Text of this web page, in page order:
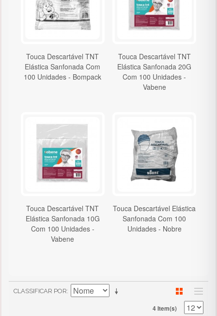
Touca Descartável TNT
Elástica Sanfonada Com
100 Unidades - Bompack
Touca Descartável TNT
Elástica Sanfonada 20G
Com 100 Unidades -
Vabene
Touca Descartável TNT
Elástica Sanfonada 10G
Com 100 Unidades -
Vabene
Touca Descartável Elástica
Sanfonada Com 100
Unidades - Nobre
CLASSIFICAR POR
4 Item(s)